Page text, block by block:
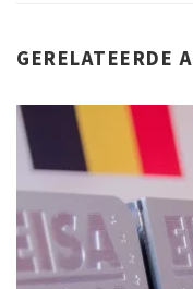
GERELATEERDE